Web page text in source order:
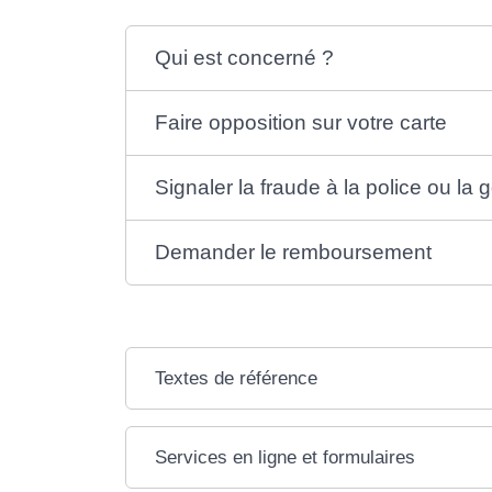
Qui est concerné ?
Faire opposition sur votre carte
Signaler la fraude à la police ou la
Demander le remboursement
Textes de référence
Services en ligne et formulaires